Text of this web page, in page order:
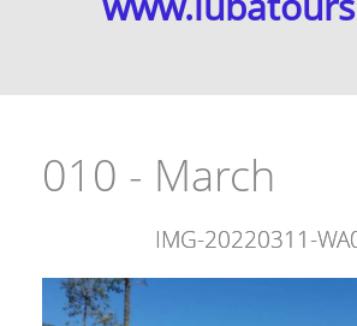
010 - March
IMG-20220311-